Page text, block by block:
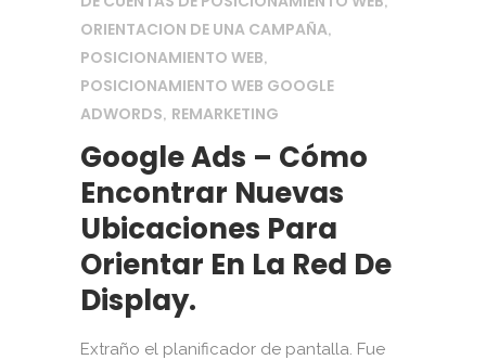
ORIENTACION DE UNA CAMPAÑA,
POSICIONAMIENTO WEB,
POSICIONAMIENTO WEB GOOGLE
ADWORDS, REMARKETING
Google Ads – Cómo
Encontrar Nuevas
Ubicaciones Para
Orientar En La Red De
Display.
Extraño el planificador de pantalla. Fue